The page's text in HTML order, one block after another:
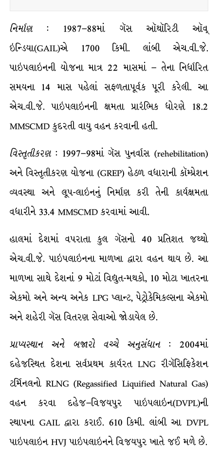
નિર્માણ : 1987–88માં ગૅસ ઑથૉરિટી ઑવ્
ઇન્ડિયા(GAIL)એ 1700 કિમી. લાંબી એચ.વી.જે.
પાઇપલાઇનની યોજના માત્ર 22 માસમાં – તેના નિર્ધારિત
સમયના 14 માસ પહેલાં સફળતાપૂર્વક પૂરી કરેલી. આ
એચ.વી.જે. પાઇપલાઇનની ક્ષમતા પ્રારંભિક ધોરણે 18.2
MMSCMD કુદરતી વાયુ વહન કરવાની હતી.
વિસ્તૃતીકરણ : 1997–98માં ગૅસ પુનર્વાસ (rehebilitation)
અને વિસ્તૃતીકરણ યોજના (GREP) હેઠળ વધારાની કૉમ્પ્રેશન
વ્યવસ્થા અને લૂપ-લાઇનનું નિર્માણ કરી તેની કાર્યક્ષમતા
વધારીને 33.4 MMSCMD કરવામાં આવી.
હાલમાં દેશમાં વપરાતા કુલ ગૅસનો 40 પ્રતિશત જથ્થો
એચ.વી.જે. પાઇપલાઇનના માળખા દ્વારા વહન થાય છે. આ
માળખા સાથે દેશનાં 9 મોટાં વિદ્યુત-મથકો, 10 મોટા ખાતરના
એકમો અને અન્ય અનેક LPG પ્લાન્ટ, પેટ્રોકેમિકલ્સના એકમો
અને શહેરી ગૅસ વિતરણ સેવાઓ જોડાયેલ છે.
પ્રાપ્યસ્થાન
અને બજારો વચ્ચે અનુસંધાન: 2004માં
દહેજસ્થિત દેશના સર્વપ્રથમ કાર્યરત LNG રીગૅસિફિકેશન
ટર્મિનલનો RLNG (Regassified Liquified Natural Gas)
વહન કરવા દહેજ–વિજયપુર પાઇપલાઇન(DVPL)ની
સ્થાપના GAIL દ્વારા કરાઈ. 610 કિમી. લાંબી આ DVPL
પાઇપલાઇન HVJ પાઇપલાઇનને વિજયપુર ખાતે જઈ મળે છે.